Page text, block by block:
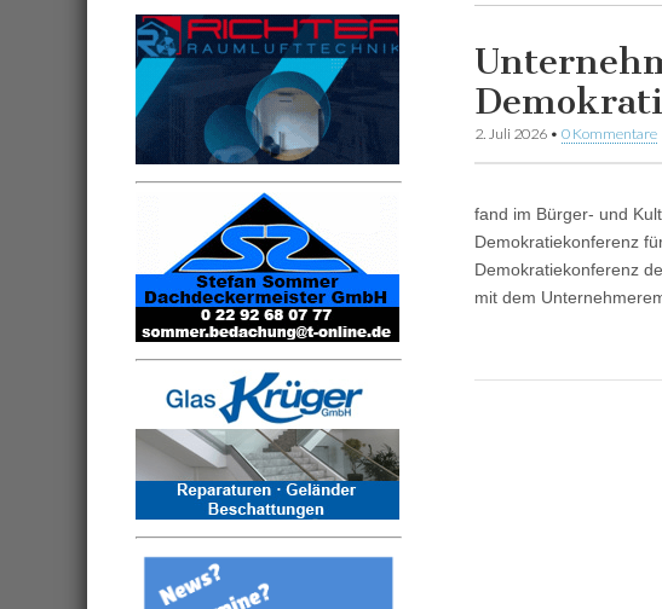
2. Juli 2026 • 0 Kommentare
fand im Bürger- und
Demokratiekonferenz
Demokratiekonferenz
mit dem